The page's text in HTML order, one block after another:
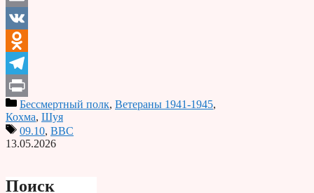
Email
VK
Odnoklassniki
Telegram
PrintБессмертный полк, Ветераны 1941-1945,
Кохма, Шуя
09.10, ВВС
13.05.2026
Поиск